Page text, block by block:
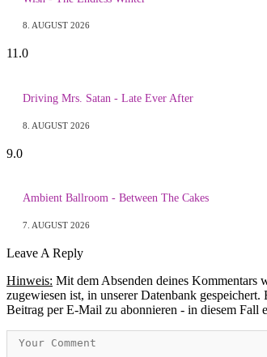
8. AUGUST 2026
11.0
Driving Mrs. Satan - Late Ever After
8. AUGUST 2026
9.0
Ambient Ballroom - Between The Cakes
7. AUGUST 2026
Leave A Reply
Hinweis: Mit dem Absenden deines Kommentars
zugewiesen ist, in unserer Datenbank
Beitrag per E-Mail zu abonnieren - in diesem Fall